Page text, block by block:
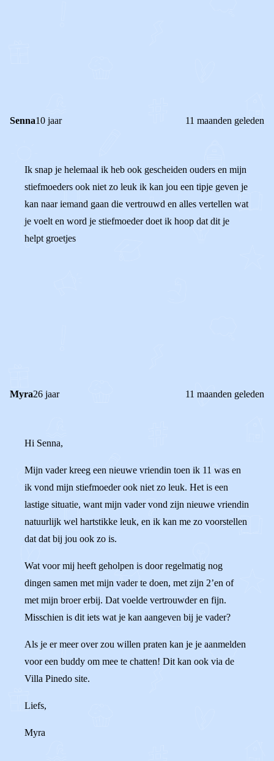
Senna10 jaar 11 maanden geleden
Ik snap je helemaal ik heb ook gescheiden ouders en mijn
stiefmoeders ook niet zo leuk ik kan jou een tipje geven je
kan naar iemand gaan die vertrouwd en alles vertellen wat
je voelt en word je stiefmoeder doet ik hoop dat dit je
helpt groetjes
Myra26 jaar 11 maanden geleden
Hi Senna,
Mijn vader kreeg een nieuwe vriendin toen ik 11 was en
ik vond mijn stiefmoeder ook niet zo leuk. Het is een
lastige situatie, want mijn vader vond zijn nieuwe vriendin
natuurlijk wel hartstikke leuk, en ik kan me zo voorstellen
dat dat bij jou ook zo is.
Wat voor mij heeft geholpen is door regelmatig nog
dingen samen met mijn vader te doen, met zijn 2’en of
met mijn broer erbij. Dat voelde vertrouwder en fijn.
Misschien is dit iets wat je kan aangeven bij je vader?
Als je er meer over zou willen praten kan je je aanmelden
voor een buddy om mee te chatten! Dit kan ook via de
Villa Pinedo site.
Liefs,
Myra